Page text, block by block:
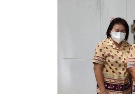
ระบบสืบค้นข้อมูล ประก